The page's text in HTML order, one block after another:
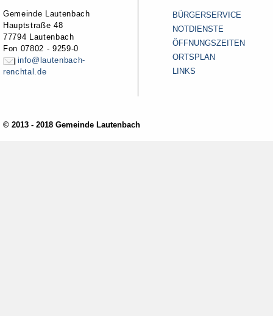
Gemeinde Lautenbach
Hauptstraße 48
77794 Lautenbach
Fon 07802 - 9259-0
info@lautenbach-
renchtal.de
BÜRGERSERVICE
NOTDIENSTE
ÖFFNUNGSZEITEN
ORTSPLAN
LINKS
© 2013 - 2018 Gemeinde Lautenbach